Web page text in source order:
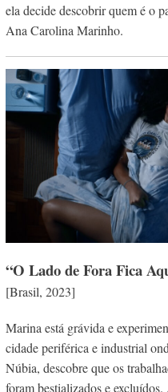
ela decide descobrir quem é o
Ana Carolina Marinho.
“O Lado de Fora Fica
[Brasil, 2023]
Marina está grávida e
cidade periférica e industrial
Núbia, descobre que os
foram bestializados e